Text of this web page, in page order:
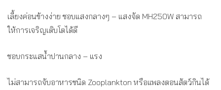
เลี้ยงค่อนข้างง่าย ชอบแสงกลางๆ – แสงจัด MH250W สามารถ
ให้การเจริญเติบโตได้ดี
ชอบกระแสน้ำปานกลาง – แรง
ไม่สามารถจับอาหารชนิด Zooplankton หรือแพลงตอนสัตว์กินได้